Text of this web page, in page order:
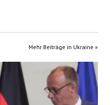
Mehr Beiträge in Ukraine »